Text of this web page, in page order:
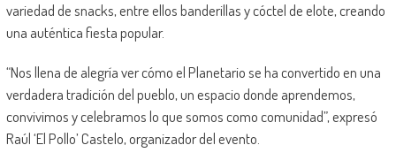
variedad de snacks, entre ellos banderillas y cóctel de elote, creando
una auténtica fiesta popular.
“Nos llena de alegría ver cómo el Planetario se ha convertido en una
verdadera tradición del pueblo, un espacio donde aprendemos,
convivimos y celebramos lo que somos como comunidad”, expresó
Raúl ‘El Pollo’ Castelo, organizador del evento.